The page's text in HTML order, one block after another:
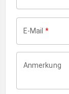
E-Mail *
Anmerkung